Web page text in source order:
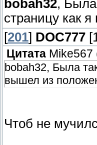
bobah32,
страницу как
[201] DOC777
Цитата Mike567
bobah32, Была
вышел из
Чтоб не